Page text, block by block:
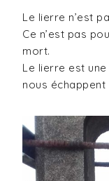
Le lierre n’est
Ce n’est pas
mort.
Le lierre est
nous échappent